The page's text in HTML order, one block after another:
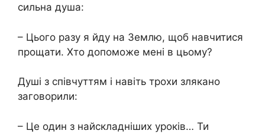
сильна душа:
– Цього разу я йду на Землю, щоб навчитися
прощати. Хто допоможе мені в цьому?
Душі з співчуттям і навіть трохи злякано
заговорили:
– Це один з найскладніших уроків… Ти